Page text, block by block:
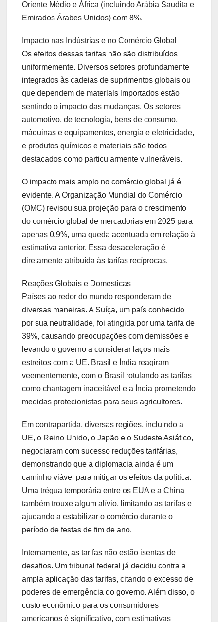
Oriente Médio e África (incluindo Arábia Saudita e
Emirados Árabes Unidos) com 8%.
Impacto nas Indústrias e no Comércio Global
Os efeitos dessas tarifas não são distribuídos
uniformemente. Diversos setores profundamente
integrados às cadeias de suprimentos globais ou
que dependem de materiais importados estão
sentindo o impacto das mudanças. Os setores
automotivo, de tecnologia, bens de consumo,
máquinas e equipamentos, energia e eletricidade,
e produtos químicos e materiais são todos
destacados como particularmente vulneráveis.
O impacto mais amplo no comércio global já é
evidente. A Organização Mundial do Comércio
(OMC) revisou sua projeção para o crescimento
do comércio global de mercadorias em 2025 para
apenas 0,9%, uma queda acentuada em relação à
estimativa anterior. Essa desaceleração é
diretamente atribuída às tarifas recíprocas.
Reações Globais e Domésticas
Países ao redor do mundo responderam de
diversas maneiras. A Suíça, um país conhecido
por sua neutralidade, foi atingida por uma tarifa de
39%, causando preocupações com demissões e
levando o governo a considerar laços mais
estreitos com a UE. Brasil e Índia reagiram
veementemente, com o Brasil rotulando as tarifas
como chantagem inaceitável e a Índia prometendo
medidas protecionistas para seus agricultores.
Em contrapartida, diversas regiões, incluindo a
UE, o Reino Unido, o Japão e o Sudeste Asiático,
negociaram com sucesso reduções tarifárias,
demonstrando que a diplomacia ainda é um
caminho viável para mitigar os efeitos da política.
Uma trégua temporária entre os EUA e a China
também trouxe algum alívio, limitando as tarifas e
ajudando a estabilizar o comércio durante o
período de festas de fim de ano.
Internamente, as tarifas não estão isentas de
desafios. Um tribunal federal já decidiu contra a
ampla aplicação das tarifas, citando o excesso de
poderes de emergência do governo. Além disso, o
custo econômico para os consumidores
americanos é significativo, com estimativas